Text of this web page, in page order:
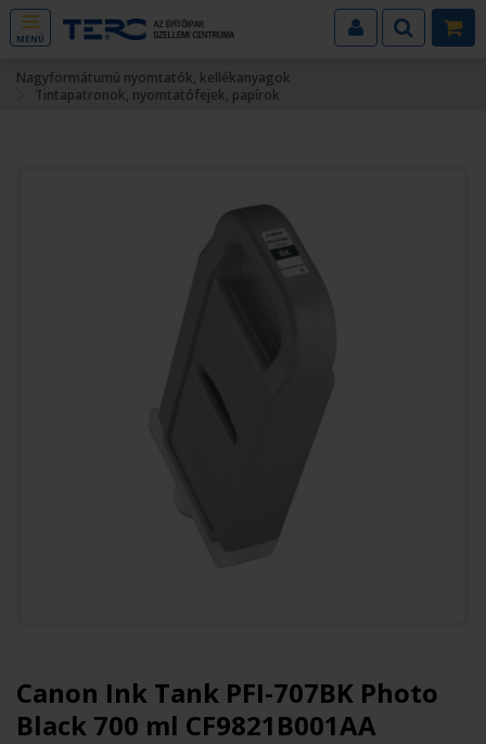
MENÜ
Nagyformátumú nyomtatók, kellékanyagok
Tintapatronok, nyomtatófejek, papírok
Canon Ink Tank PFI-707BK Photo
Black 700 ml CF9821B001AA